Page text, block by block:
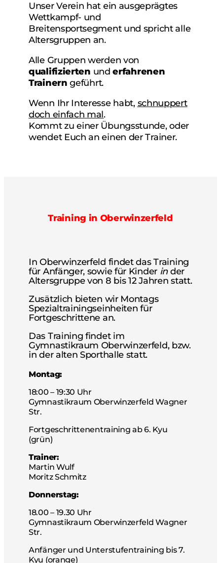
Unser Verein hat ein ausgeprägtes
Wettkampf- und
Breitensportsegment und spricht alle
Altersgruppen an.
Alle Gruppen werden von
qualifizierten underfahrenen
Trainern geführt.
Wenn Ihr Interesse habt, schnuppert
doch einfach mal.
Kommt zu einer Übungsstunde, oder
wendet Euch an einen der Trainer.
Training in Oberwinzerfeld
In Oberwinzerfeld findet das Training
für Anfänger, sowie für Kinder inder
Altersgruppe von 8 bis 12 Jahren statt.
Zusätzlich bieten wir Montags
Spezialtrainingseinheiten für
Fortgeschrittene an.
Das Training findet im
Gymnastikraum Oberwinzerfeld, bzw.
in der alten Sporthalle statt.
Montag:
18:00 – 19:30 Uhr
Gymnastikraum Oberwinzerfeld Wagner
Str.
Fortgeschrittenentraining ab 6. Kyu
(grün)
Trainer:
Martin Wulf
Moritz Schmitz
Donnerstag:
18.00 – 19.30 Uhr
Gymnastikraum Oberwinzerfeld Wagner
Str.
Anfänger und Unterstufentraining bis 7.
Kyu (orange)